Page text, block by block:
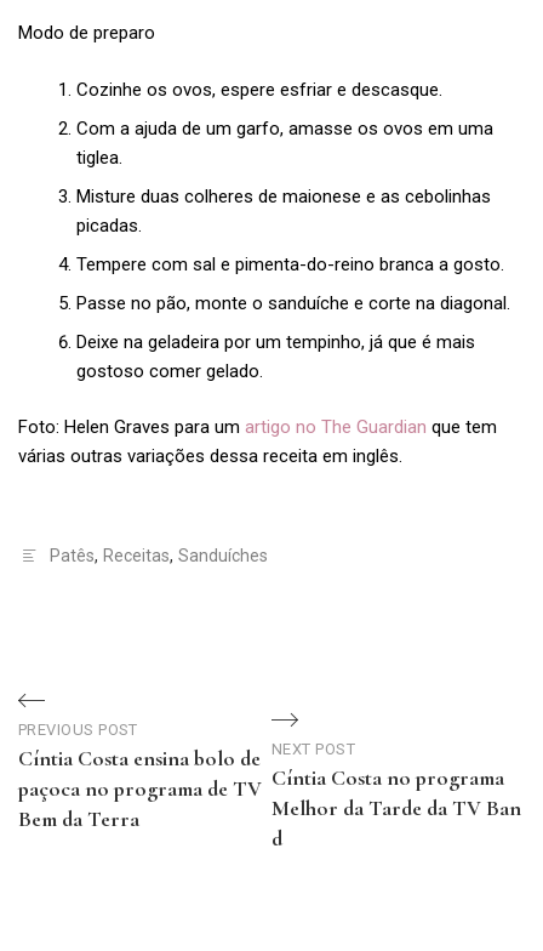
Modo de preparo
Cozinhe os ovos, espere esfriar e descasque.
Com a ajuda de um garfo, amasse os ovos em uma
tiglea.
Misture duas colheres de maionese e as cebolinhas
picadas.
Tempere com sal e pimenta-do-reino branca a gosto.
Passe no pão, monte o sanduíche e corte na diagonal.
Deixe na geladeira por um tempinho, já que é mais
gostoso comer gelado.
Foto: Helen Graves para um artigo no The Guardian que tem
várias outras variações dessa receita em inglês.
Patês, Receitas, Sanduíches
Navegação
de
Post
PREVIOUS POST
Cíntia Costa ensina bolo de
paçoca no programa de TV
Bem da Terra
NEXT POST
Cíntia Costa no programa
Melhor da Tarde da TV Ban
d